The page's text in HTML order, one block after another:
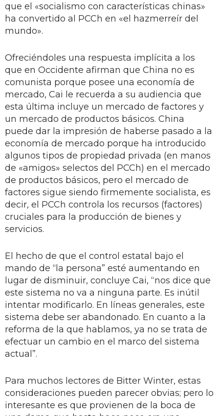
que el «socialismo con características chinas»
ha convertido al PCCh en «el hazmerreír del
mundo».
Ofreciéndoles una respuesta implícita a los
que en Occidente afirman que China no es
comunista porque posee una economía de
mercado, Cai le recuerda a su audiencia que
esta última incluye un mercado de factores y
un mercado de productos básicos. China
puede dar la impresión de haberse pasado a la
economía de mercado porque ha introducido
algunos tipos de propiedad privada (en manos
de «amigos» selectos del PCCh) en el mercado
de productos básicos, pero el mercado de
factores sigue siendo firmemente socialista, es
decir, el PCCh controla los recursos (factores)
cruciales para la producción de bienes y
servicios.
El hecho de que el control estatal bajo el
mando de “la persona” esté aumentando en
lugar de disminuir, concluye Cai, “nos dice que
este sistema no va a ninguna parte. Es inútil
intentar modificarlo. En líneas generales, este
sistema debe ser abandonado. En cuanto a la
reforma de la que hablamos, ya no se trata de
efectuar un cambio en el marco del sistema
actual”.
Para muchos lectores de Bitter Winter, estas
consideraciones pueden parecer obvias; pero lo
interesante es que provienen de la boca de